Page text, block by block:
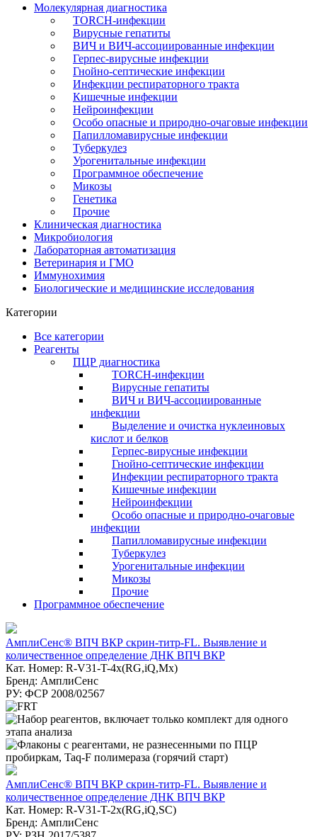
Молекулярная диагностика
TORCH-инфекции
Вирусные гепатиты
ВИЧ и ВИЧ-ассоциированные инфекции
Герпес-вирусные инфекции
Гнойно-септические инфекции
Инфекции респираторного тракта
Кишечные инфекции
Нейроинфекции
Особо опасные и природно-очаговые инфекции
Папилломавирусные инфекции
Туберкулез
Урогенитальные инфекции
Программное обеспечение
Микозы
Генетика
Прочие
Клиническая диагностика
Микробиология
Лабораторная автоматизация
Ветеринария и ГМО
Иммунохимия
Биологические и медицинские исследования
Категории
Все категории
Реагенты
ПЦР диагностика
TORCH-инфекции
Вирусные гепатиты
ВИЧ и ВИЧ-ассоциированные
инфекции
Выделение и очистка нуклеиновых
кислот и белков
Герпес-вирусные инфекции
Гнойно-септические инфекции
Инфекции респираторного тракта
Кишечные инфекции
Нейроинфекции
Особо опасные и природно-очаговые
инфекции
Папилломавирусные инфекции
Туберкулез
Урогенитальные инфекции
Микозы
Прочие
Программное обеспечение
АмплиСенс® ВПЧ ВКР скрин-титр-FL. Выявление и
количественное определение ДНК ВПЧ ВКР
Кат. Номер: R-V31-T-4x(RG,iQ,Mx)
Бренд: АмплиСенс
РУ: ФСР 2008/02567
АмплиСенс® ВПЧ ВКР скрин-титр-FL. Выявление и
количественное определение ДНК ВПЧ ВКР
Кат. Номер: R-V31-T-2x(RG,iQ,SC)
Бренд: АмплиСенс